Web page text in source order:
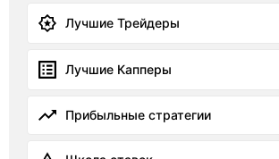
Лучшие Трейдеры
Лучшие Капперы
Прибыльные стратегии